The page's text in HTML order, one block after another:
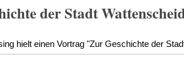
der Stadt
hielt einen Vortrag "Zur Geschichte der